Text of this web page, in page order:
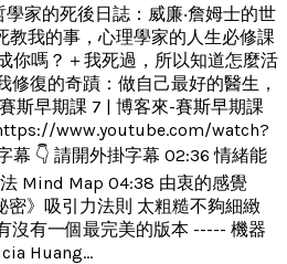
家的死後日誌：威廉‧詹姆士的世
教我的事，心理學家的人生必修課
你嗎？＋我死過，所以知道怎麼活
修復的奇蹟：做自己最好的醫生，
斯早期課 7 | 博客來-賽斯早期課
www.youtube.com/watch?
幕 👇 請開外掛字幕 02:36 情緒能
Mind Map 04:38 由衷的感覺
密》吸引力法則 太粗糙不夠細緻
沒有一個最完美的版本 ----- 機器
Huang...